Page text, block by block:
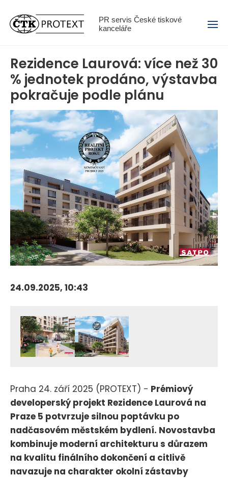
PR servis České tiskové
kanceláře
Menu
Rezidence Laurová: více než 30
% jednotek prodáno, výstavba
pokračuje podle plánu
24.09.2025, 10:43
Praha 24. září 2025 (PROTEXT) - Prémiový
developerský projekt Rezidence Laurová na
Praze 5 potvrzuje silnou poptávku po
nadčasovém městském bydlení. Novostavba
kombinuje moderní architekturu s důrazem
na kvalitu finálního dokončení a citlivě
navazuje na charakter okolní zástavby